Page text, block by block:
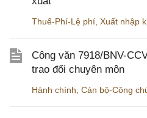
Thuế-Phí-Lệ phí Xuất nhập
Công văn 7918/BNV-
trao đổi chuyên môn
Hành chính Cán bộ-Công